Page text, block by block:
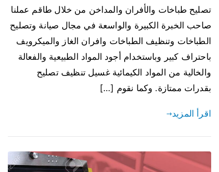
تصليح طباخات والأفران والمداخن من خلال طاقم عملنا
صاحب الخبرة الكبيرة والواسعة في مجال صيانة وتصليح
الطباخات وتنظيف الطباخات وافران الغاز والميكرويف
باحتراف كبير وباستخدام أجود المواد الطبيعية والفعالة
والخالية من المواد الكيمائية غسيل تنظيف تصليح
بقدرات ممتازة. وكما نقوم […]
اقرأ المزيد